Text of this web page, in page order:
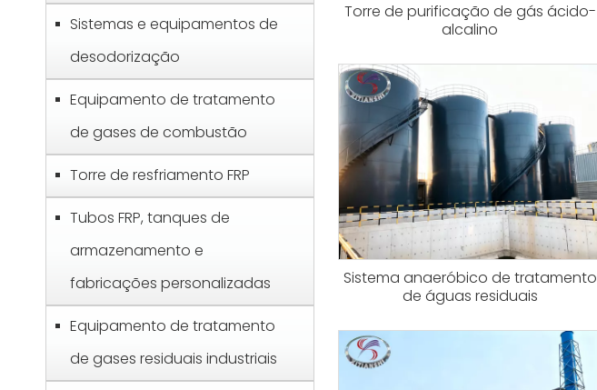
Sistemas e equipamentos de
desodorização
Equipamento de tratamento
de gases de combustão
Torre de resfriamento FRP
Tubos FRP, tanques de
armazenamento e
fabricações personalizadas
Equipamento de tratamento
de gases residuais industriais
Torre de purificação de gás ácido-
alcalino
Sistema anaeróbico de tratamento
de águas residuais